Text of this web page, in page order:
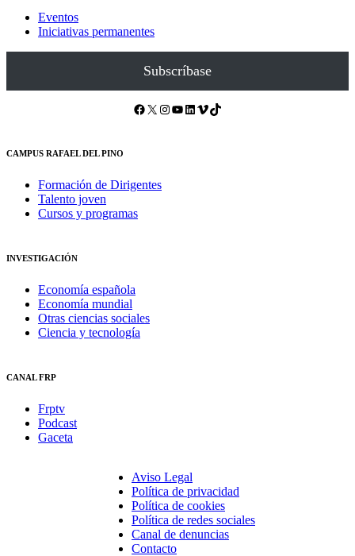
Eventos
Iniciativas permanentes
Subscríbase
Facebook X Instagram YouTube LinkedIn Vimeo TikTok
CAMPUS RAFAEL DEL PINO
Formación de Dirigentes
Talento joven
Cursos y programas
INVESTIGACIÓN
Economía española
Economía mundial
Otras ciencias sociales
Ciencia y tecnología
CANAL FRP
Frptv
Podcast
Gaceta
Aviso Legal
Política de privacidad
Política de cookies
Política de redes sociales
Canal de denuncias
Contacto